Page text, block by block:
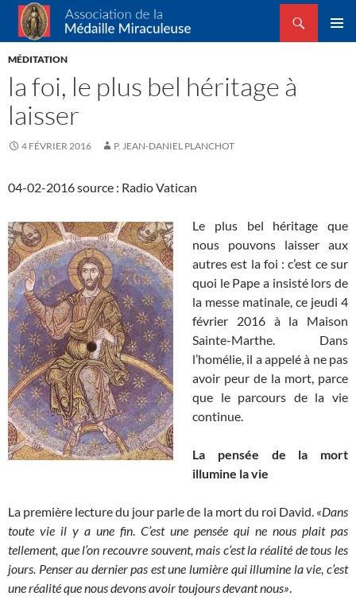
Association de la Médaille Miraculeuse
Recherche
ALLER
AU
MÉDITATION
la foi, le plus bel héritage à
laisser
4 FÉVRIER 2016 P. JEAN-DANIEL PLANCHOT
04-02-2016 source : Radio Vatican
Le plus bel héritage que
nous pouvons laisser aux
autres est la foi : c’est ce sur
quoi le Pape a insisté lors de
la messe matinale, ce jeudi 4
février 2016 à la Maison
Sainte-Marthe. Dans
l’homélie, il a appelé à ne pas
avoir peur de la mort, parce
que le parcours de la vie
continue.
La pensée de la mort
illumine la vie
La première lecture du jour parle de la mort du roi David.«Dans
toute vie il y a une fin. C’est une pensée qui ne nous plait pas
tellement, que l’on recouvre souvent, mais c’est la réalité de tous les
jours. Penser au dernier pas est une lumière qui illumine la vie,c’est
une réalité que nous devons avoir toujours devant nous».